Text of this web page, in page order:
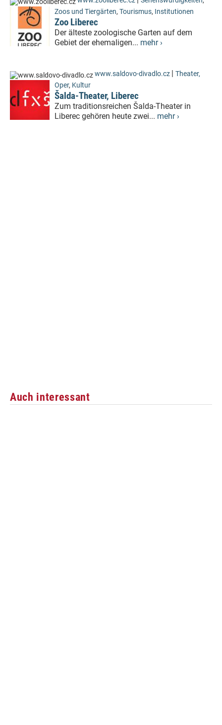
Zoos und Tiergärten, Tourismus, Institutionen
Zoo Liberec
Der älteste zoologische Garten auf dem
Gebiet der ehemaligen... mehr ›
www.saldovo-divadlo.cz | Theater,
Oper, Kultur
Šalda-Theater, Liberec
Zum traditionsreichen Šalda-Theater in
Liberec gehören heute zwei... mehr ›
Auch interessant